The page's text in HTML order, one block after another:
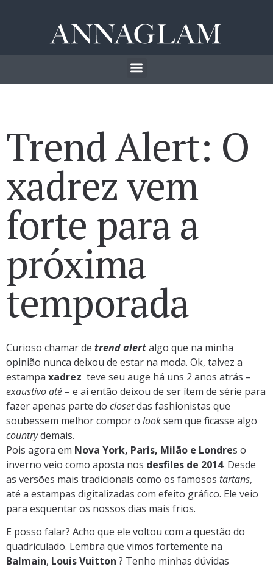
Trend Alert: O
xadrez vem
forte para a
próxima
temporada
Curioso chamar de trend alertalgo que na minha
opinião nunca deixou de estar na moda. Ok, talvez a
estampa xadrez teve seu auge há uns 2 anos atrás –
exaustivo até – e aí então deixou de ser ítem de série para
fazer apenas parte do closetdas fashionistas que
soubessem melhor compor o looksem que ficasse algo
countrydemais.
Pois agora em Nova York, Paris, Milão e Londres o
inverno veio como aposta nos desfiles de 2014. Desde
as versões mais tradicionais como os famosos tartans,
até a estampas digitalizadas com efeito gráfico. Ele veio
para esquentar os nossos dias mais frios.
E posso falar? Acho que ele voltou com a questão do
quadriculado. Lembra que vimos fortemente na
Balmain, Louis Vuitton ? Tenho minhas dúvidas